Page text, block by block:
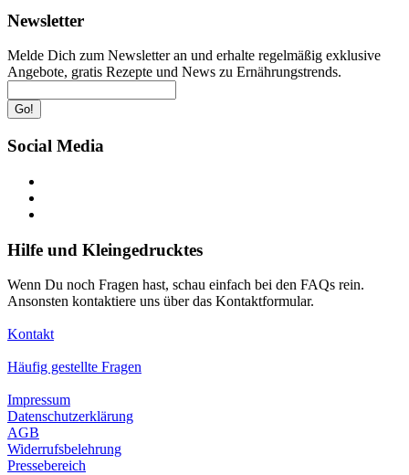
Newsletter
Melde Dich zum Newsletter an und erhalte regelmäßig exklusive
Angebote, gratis Rezepte und News zu Ernährungstrends.
Go!
Social Media
Hilfe und Kleingedrucktes
Wenn Du noch Fragen hast, schau einfach bei den FAQs rein.
Ansonsten kontaktiere uns über das Kontaktformular.
Kontakt
Häufig gestellte Fragen
Impressum
Datenschutzerklärung
AGB
Widerrufsbelehrung
Pressebereich